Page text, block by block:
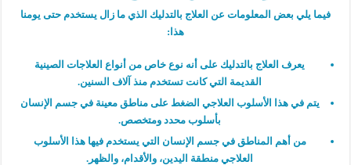
فيما يلي بعض المعلومات عن العلاج بالتدليك الذي ما زال يستخدم حتى يومنا
هذا:
يعرف العلاج بالتدليك على أنه نوع خاص من أنواع العلاجات الصينية
القديمة التي كانت تستخدم منذ آلاف السنين.
يتم في هذا الأسلوب العلاجي الضغط على مناطق معينة في جسم الإنسان
بأسلوب محدد ومتخصص.
من أهم المناطق في جسم الإنسان التي يستخدم فيها هذا الأسلوب
العلاجي منطقة اليدين، والأقدام، والظهر.